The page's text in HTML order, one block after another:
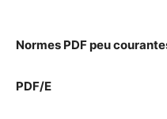
Normes PDF peu
PDF/E